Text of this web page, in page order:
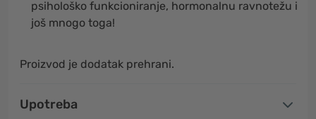
psihološko funkcioniranje, hormonalnu ravnotežu i
još mnogo toga!
Proizvod je dodatak prehrani.
Upotreba